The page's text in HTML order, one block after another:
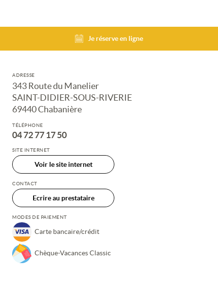
Je réserve en ligne
ADRESSE
343 Route du Manelier
SAINT-DIDIER-SOUS-RIVERIE
69440 Chabanière
TÉLÉPHONE
04 72 77 17 50
SITE INTERNET
Voir le site internet
CONTACT
Ecrire au prestataire
MODES DE PAIEMENT
Carte bancaire/crédit
Chèque-Vacances Classic